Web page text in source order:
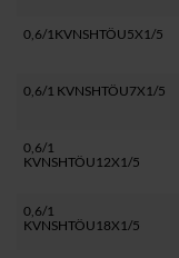
0,6/1KVNSHTÖU5X1/5
0,6/1 KVNSHTÖU7X1/5
0,6/1
KVNSHTÖU12X1/5
0,6/1
KVNSHTÖU18X1/5